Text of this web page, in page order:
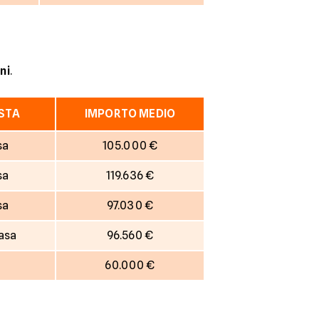
.
IMPORTO MEDIO
105.000 €
119.636 €
97.030 €
96.560 €
60.000 €